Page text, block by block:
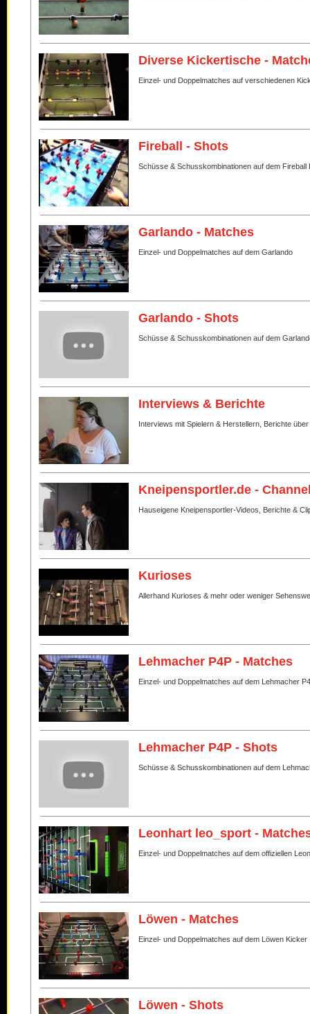
Diverse Kickertische -
Einzel- und Doppelmatches auf verschiedenen
Fireball - Shots
Schüsse & Schusskombinationen auf dem Fireball
Garlando - Matches
Einzel- und Doppelmatches auf dem Garlando
Garlando - Shots
Schüsse & Schusskombinationen auf dem
Interviews & Berichte
Interviews mit Spielern & Herstellern, Berichte
Kneipensportler.de -
Hauseigene Kneipensportler-Videos, Berichte &
Kurioses
Allerhand Kurioses & mehr oder weniger
Lehmacher P4P - Matches
Einzel- und Doppelmatches auf dem Lehmacher
Lehmacher P4P - Shots
Schüsse & Schusskombinationen auf dem
Leonhart leo_sport -
Einzel- und Doppelmatches auf dem offiziellen
Löwen - Matches
Einzel- und Doppelmatches auf dem Löwen Kicker
Löwen - Shots